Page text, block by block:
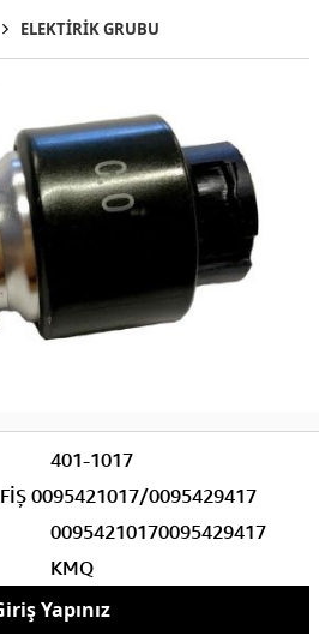
ELEKTİRİK GRUBU
401-1017
00954210170095429417
0095421017/0095429417
KMQ
Yapınız